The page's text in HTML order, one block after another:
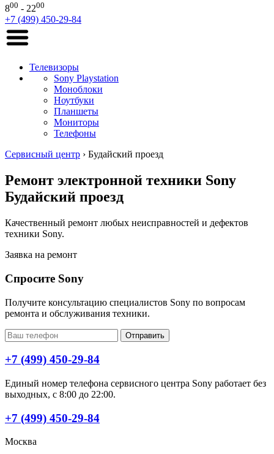
800 - 2200
+7 (499) 450-29-84
Телевизоры
Sony Playstation
Моноблоки
Ноутбуки
Планшеты
Мониторы
Телефоны
Сервисный центр › Будайский проезд
Ремонт электронной техники Sony
Будайский проезд
Качественный ремонт любых неисправностей и дефектов
техники Sony.
Заявка на ремонт
Спросите Sony
Получите консультацию специалистов Sony по вопросам
ремонта и обслуживания техники.
Отправить
+7 (499) 450-29-84
Единый номер телефона сервисного центра Sony работает без
выходных, с 8:00 до 22:00.
+7 (499) 450-29-84
Москва